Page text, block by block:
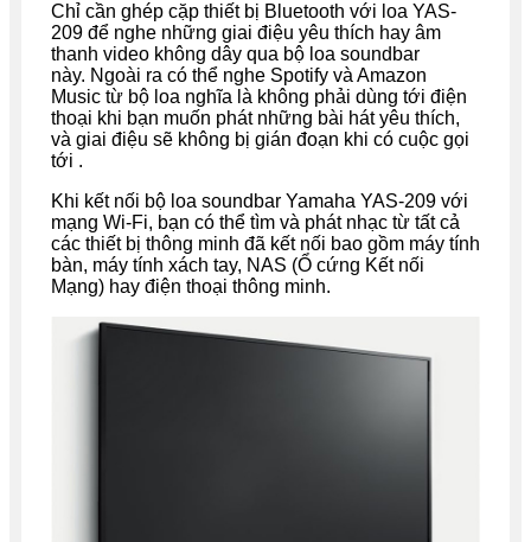
Chỉ cần ghép cặp thiết bị Bluetooth với loa YAS-
209 để nghe những giai điệu yêu thích hay âm
thanh video không dây qua bộ loa soundbar
này. Ngoài ra có thể nghe Spotify và Amazon
Music từ bộ loa nghĩa là không phải dùng tới điện
thoại khi bạn muốn phát những bài hát yêu thích,
và giai điệu sẽ không bị gián đoạn khi có cuộc gọi
tới .
Khi kết nối bộ loa soundbar Yamaha YAS-209 với
mạng Wi-Fi, bạn có thể tìm và phát nhạc từ tất cả
các thiết bị thông minh đã kết nối bao gồm máy tính
bàn, máy tính xách tay, NAS (Ổ cứng Kết nối
Mạng) hay điện thoại thông minh.